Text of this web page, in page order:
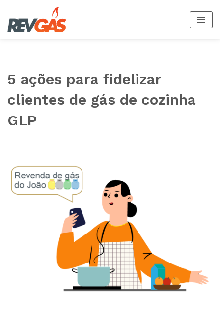
Pular
5 ações para fidelizar
clientes de gás de cozinha
GLP